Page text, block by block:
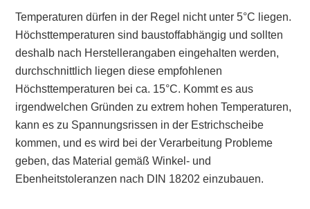
Temperaturen dürfen in der Regel nicht unter 5°C liegen.
Höchsttemperaturen sind baustoffabhängig und sollten
deshalb nach Herstellerangaben eingehalten werden,
durchschnittlich liegen diese empfohlenen
Höchsttemperaturen bei ca. 15°C. Kommt es aus
irgendwelchen Gründen zu extrem hohen Temperaturen,
kann es zu Spannungsrissen in der Estrichscheibe
kommen, und es wird bei der Verarbeitung Probleme
geben, das Material gemäß Winkel- und
Ebenheitstoleranzen nach DIN 18202 einzubauen.